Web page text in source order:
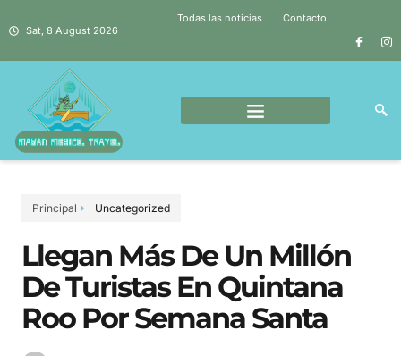
Sat, 8 August 2026
Todas las noticias Contacto
Principal Uncategorized
Llegan Más De Un Millón
De Turistas En Quintana
Roo Por Semana Santa